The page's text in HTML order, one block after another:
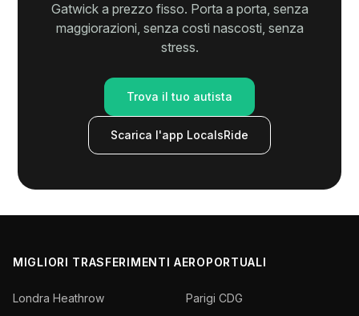
Gatwick a prezzo fisso. Porta a porta, senza
maggiorazioni, senza costi nascosti, senza
stress.
Trova il tuo autista
Scarica l'app LocalsRide
MIGLIORI TRASFERIMENTI AEROPORTUALI
Londra Heathrow Parigi CDG